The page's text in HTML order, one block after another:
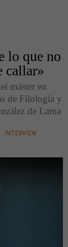
lo que no
callar»
máster en
de Filología y
de Lama
INTERVIEW